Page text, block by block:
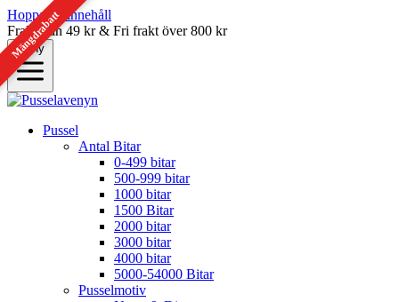
Hoppa till innehåll
Frakt från 49 kr & Fri frakt över 800 kr
Meny
Pussel
Antal Bitar
0-499 bitar
500-999 bitar
1000 bitar
1500 Bitar
2000 bitar
3000 bitar
4000 bitar
5000-54000 Bitar
Pusselmotiv
Mängdrabatt